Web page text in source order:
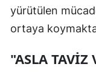
yürütülen
ortaya
"ASLA TAVİZ